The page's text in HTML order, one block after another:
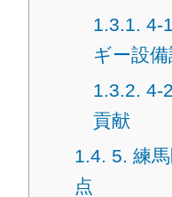
1.3.1.
4-
ギー設
1.3.2. 4-
貢献
1.4.
5. 練
点